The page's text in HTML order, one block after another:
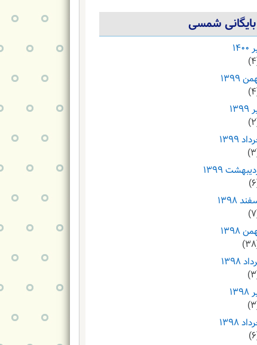
بایگانی شمسی
۱۳۹۹
۱۳۹۹
۱۳۹۹
۱۳۹۸
۱۳۹۸
۱۳۹۸
۱۳۹۸